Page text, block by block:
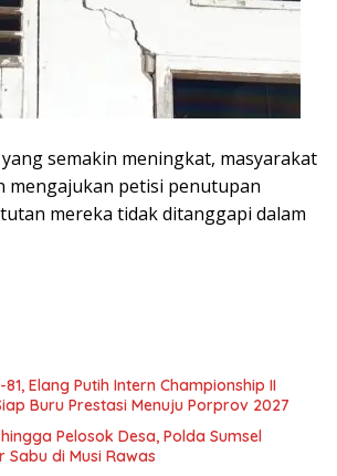
semakin meningkat, masyarakat
mengajukan petisi penutupan
mereka tidak ditanggapi dalam
Elang Putih Intern Championship II
Buru Prestasi Menuju Porprov 2027
Pelosok Desa, Polda Sumsel
Sabu di Musi Rawas